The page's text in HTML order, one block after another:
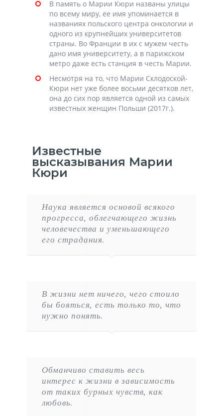
В память о Марии Кюри названы улицы
по всему миру, ее имя упоминается в
названиях польского центра онкологии и
одного из крупнейших университетов
страны. Во Франции в их с мужем честь
дано имя университету, а в парижском
метро даже есть станция в честь Марии.
Несмотря на то, что Марии Склодоской-
Кюри нет уже более восьми десятков лет,
она до сих пор является одной из самых
известных женщин Польши (2017г.).
Известные
высказывания Марии
Кюри
Наука является основой всякого
прогресса, облегчающего жизнь
человечества и уменьшающего
его страдания.
В жизни нет ничего, чего стоило
бы бояться, есть только то, что
нужно понять.
Обманчиво ставить весь
интерес к жизни в зависимость
от таких бурных чувств, как
любовь.